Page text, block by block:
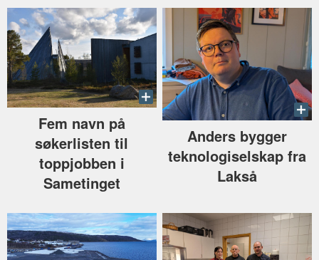
Fem navn på
søkerlisten til
toppjobben i
Sametinget
Anders bygger
teknologiselskap fra
Lakså